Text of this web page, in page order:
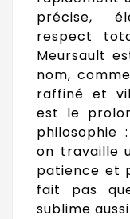
précise,
respect
Meursault
nom,
raffiné et
est le
on travaille
patience et
fait pas
sublime